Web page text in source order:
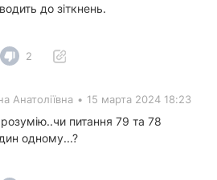
до зіткнень.
2
Анатоліївна • 15 марта 2024 18:23
питання 79 та 78
одному...?